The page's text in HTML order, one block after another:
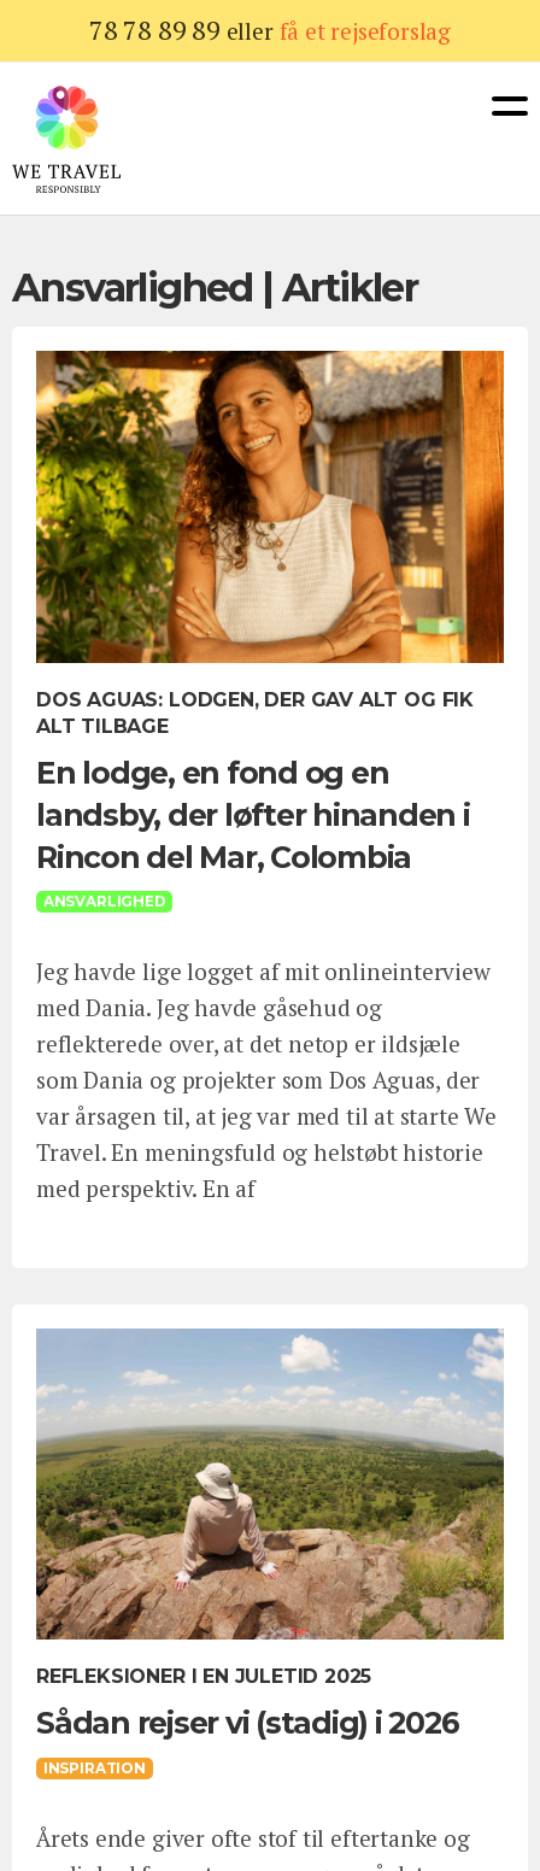
til
hovedindhold
78 78 89 89 eller få et rejseforslag
Ansvarlighed | Artikler
DOS AGUAS: LODGEN, DER GAV ALT OG FIK
ALT TILBAGE
En lodge, en fond og en
landsby, der løfter hinanden i
Rincon del Mar, Colombia
ANSVARLIGHED
Jeg havde lige logget af mit onlineinterview
med Dania. Jeg havde gåsehud og
reflekterede over, at det netop er ildsjæle
som Dania og projekter som Dos Aguas, der
var årsagen til, at jeg var med til at starte We
Travel. En meningsfuld og helstøbt historie
med perspektiv. En af
REFLEKSIONER I EN JULETID 2025
Sådan rejser vi (stadig) i 2026
INSPIRATION
Årets ende giver ofte stof til eftertanke og